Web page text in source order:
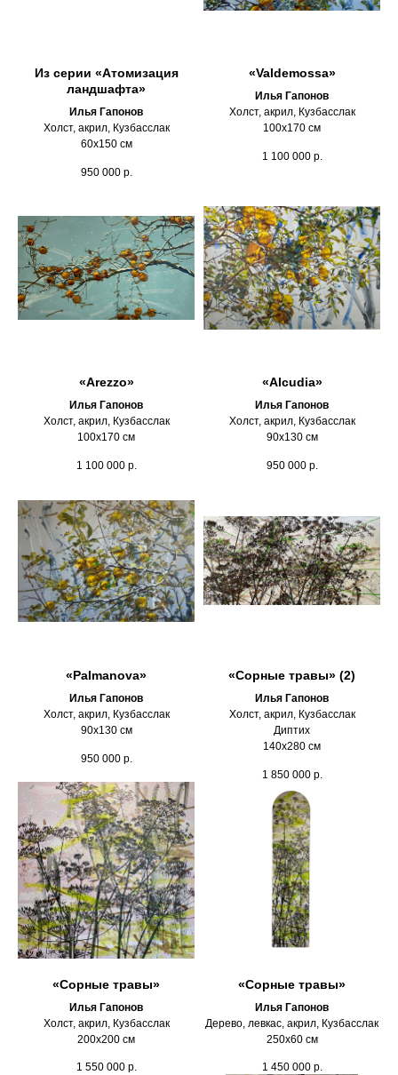
Из серии «Атомизация
ландшафта»
Илья Гапонов
Холст, акрил, Кузбасслак
60х150 см
950 000 р.
«Valdemossa»
Илья Гапонов
Холст, акрил, Кузбасслак
100х170 см
1 100 000 р.
«Arezzo»
Илья Гапонов
Холст, акрил, Кузбасслак
100х170 см
1 100 000 р.
«Alcudia»
Илья Гапонов
Холст, акрил, Кузбасслак
90х130 см
950 000 р.
«Palmanova»
Илья Гапонов
Холст, акрил, Кузбасслак
90х130 см
950 000 р.
«Сорные травы» (2)
Илья Гапонов
Холст, акрил, Кузбасслак
Диптих
140х280 см
1 850 000 р.
«Сорные травы»
Илья Гапонов
Холст, акрил, Кузбасслак
200х200 см
1 550 000 р.
«Сорные травы»
Илья Гапонов
Дерево, левкас, акрил, Кузбасслак
250х60 см
1 450 000 р.